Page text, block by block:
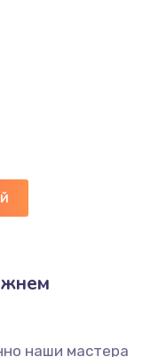
наши мастера